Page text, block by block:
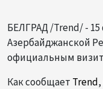
БЕЛГРАД /Trend/ -
Азербайджанской
официальным
Как сообщает Trend